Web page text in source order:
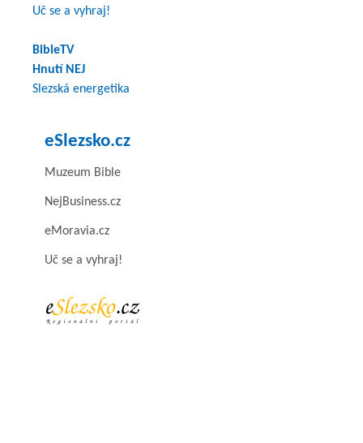
Uč se a vyhraj!
BibleTV
Hnutí NEJ
Slezská energetika
eSlezsko.cz
Muzeum Bible
NejBusiness.cz
eMoravia.cz
Uč se a vyhraj!